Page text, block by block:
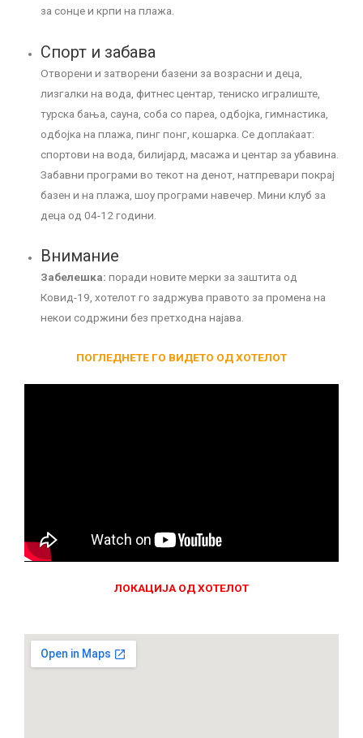
за сонце и крпи на плажа.
Спорт и забава
Отворени и затворени базени за возрасни и деца,
лизгалки на вода, фитнес центар, тениско игралиште,
турска бања, сауна, соба со пареа, одбојка, гимнастика,
одбојка на плажа, пинг понг, кошарка. Се доплаќаат:
спортови на вода, билијард, масажа и центар за убавина.
Забавни програми во текот на денот, натпревари покрај
базен и на плажа, шоу програми навечер. Мини клуб за
деца од 04-12 години.
Внимание
Забелешка: поради новите мерки за заштита од
Ковид-19, хотелот го задржува правото за промена на
некои содржини без претходна најава.
ПОГЛЕДНЕТЕ ГО ВИДЕТО ОД ХОТЕЛОТ
ЛОКАЦИЈА ОД ХОТЕЛОТ